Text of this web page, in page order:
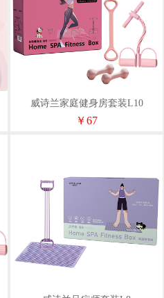
威诗兰家庭健身房套装L10
￥67